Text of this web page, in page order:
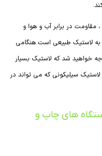
در برابر آب و هوا و
به لاستیک طبیعی است.هنگامی
خواهید شد که لاستیک بسیار
سیلیکونی که می تواند در
1 میل در دستگاه های چاپ و